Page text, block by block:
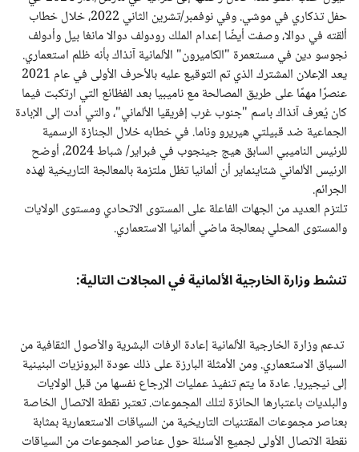
حفل تذكاري في موشي. وفي نوفمبر/تشرين الثاني 2022، خلال خطاب
ألقته في دوالا، وصفت أيضًا إعدام الملك رودولف دوالا مانغا بيل وأدولف
نجوسو دين في مستعمرة "الكاميرون" الألمانية آنذاك بأنه ظلم استعماري.
يعد الإعلان المشترك الذي تم التوقيع عليه بالأحرف الأولى في عام 2021
عنصرًا مهمًا على طريق المصالحة مع ناميبيا بعد الفظائع التي ارتكبت فيما
كان يُعرف آنذاك باسم "جنوب غرب إفريقيا الألماني"، والتي أدت إلى الإبادة
الجماعية ضد قبيلتي هيريرو وناما. في خطابه خلال الجنازة الرسمية
للرئيس الناميبي السابق هيج جينجوب في فبراير/ شباط 2024، أوضح
الرئيس الألماني شتاينماير أن ألمانيا تظل ملتزمة بالمعالجة التاريخية لهذه
الجرائم.
تلتزم العديد من الجهات الفاعلة على المستوى الاتحادي ومستوى الولايات
والمستوى المحلي بمعالجة ماضي ألمانيا الاستعماري.
تنشط وزارة الخارجية الألمانية في المجالات التالية:
تدعم وزارة الخارجية الألمانية إعادة الرفات البشرية والأصول الثقافية من
السياق الاستعماري. ومن الأمثلة البارزة على ذلك عودة البرونزيات البنينية
إلى نيجيريا. عادة ما يتم تنفيذ عمليات الإرجاع نفسها من قبل الولايات
والبلديات باعتبارها الحائزة لتلك المجموعات. تعتبر نقطة الاتصال الخاصة
بعناصر مجموعات المقتنيات التاريخية من السياقات الاستعمارية بمثابة
نقطة الاتصال الأولى لجميع الأسئلة حول عناصر المجموعات من السياقات